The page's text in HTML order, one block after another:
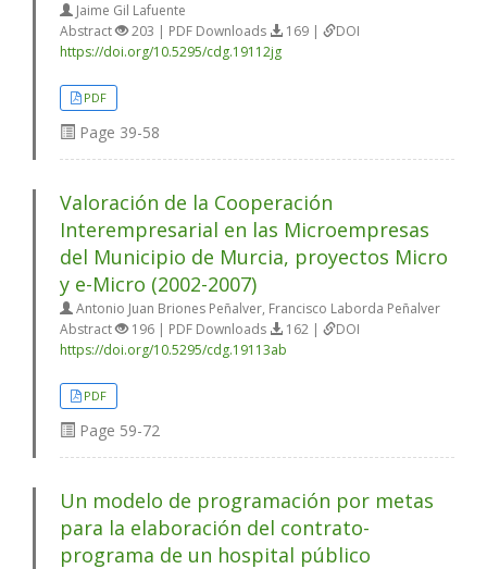
Jaime Gil Lafuente
Abstract
203 | PDF Downloads 169 |
DOI
https://doi.org/10.5295/cdg.19112jg
PDF
Page 39-58
Valoración de la Cooperación
Interempresarial en las Microempresas
del Municipio de Murcia, proyectos Micro
y e-Micro (2002-2007)
Antonio Juan Briones Peñalver, Francisco Laborda Peñalver
Abstract
196 | PDF Downloads 162 |
DOI
https://doi.org/10.5295/cdg.19113ab
PDF
Page 59-72
Un modelo de programación por metas
para la elaboración del contrato-
programa de un hospital público